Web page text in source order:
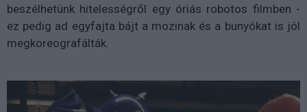
beszélhetünk hitelességről egy óriás robotos filmben -
ez pedig ad egyfajta bájt a mozinak és a bunyókat is jól
megkoreografálták.